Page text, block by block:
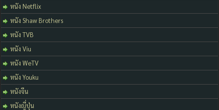
หนัง Netflix
หนัง Shaw Brothers
หนัง TVB
หนัง Viu
หนัง WeTV
หนัง Youku
หนังจีน
หนังญี่ปุ่น